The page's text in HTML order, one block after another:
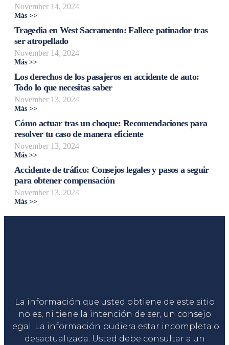
November 14, 2024
Más >>
Tragedia en West Sacramento: Fallece patinador tras
ser atropellado
November 14, 2024
Más >>
Los derechos de los pasajeros en accidente de auto:
Todo lo que necesitas saber
November 13, 2024
Más >>
Cómo actuar tras un choque: Recomendaciones para
resolver tu caso de manera eficiente
November 13, 2024
Más >>
Accidente de tráfico: Consejos legales y pasos a seguir
para obtener compensación
November 13, 2024
Más >>
La información que usted obtiene de este sitio
no es, ni tiene la intención de ser, un consejo
legal. La información pudiera estar incompleta o
desactualizada. Usted debe consultar a un